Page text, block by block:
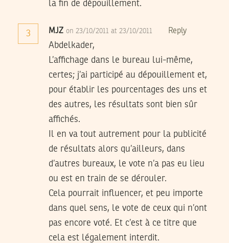
la fin de dépouillement.
3 MJZ on 23/10/2011 at 23/10/2011 Reply
Abdelkader,
L’affichage dans le bureau lui-même,
certes; j’ai participé au dépouillement et,
pour établir les pourcentages des uns et
des autres, les résultats sont bien sûr
affichés.
Il en va tout autrement pour la publicité
de résultats alors qu’ailleurs, dans
d’autres bureaux, le vote n’a pas eu lieu
ou est en train de se dérouler.
Cela pourrait influencer, et peu importe
dans quel sens, le vote de ceux qui n’ont
pas encore voté. Et c’est à ce titre que
cela est légalement interdit.